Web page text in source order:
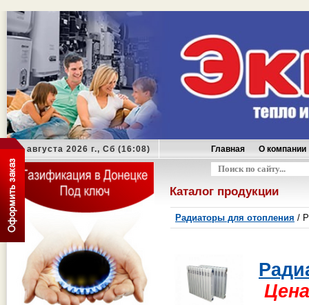
08 августа 2026 г., Сб (16:08) Главная
О компании
Оформить заказ
Каталог продукции
Радиаторы для отопления /